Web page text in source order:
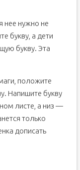
нее нужно не
букву, а дети
букву. Эта
положите
Напишите букву
листе, а низ —
только
дописать